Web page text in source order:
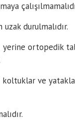
durulmalıdır.
yerine ortopedik
koltuklar ve